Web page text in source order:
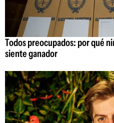
Todos preocupados: por qué
siente ganador